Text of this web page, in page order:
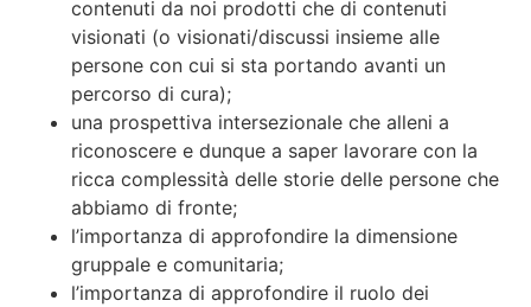
contenuti da noi prodotti che di contenuti
visionati (o visionati/discussi insieme alle
persone con cui si sta portando avanti un
percorso di cura);
una prospettiva intersezionale che alleni a
riconoscere e dunque a saper lavorare con la
ricca complessità delle storie delle persone che
abbiamo di fronte;
l’importanza di approfondire la dimensione
gruppale e comunitaria;
l’importanza di approfondire il ruolo dei